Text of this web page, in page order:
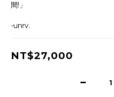
間!」
-unrv.
NT$27,000